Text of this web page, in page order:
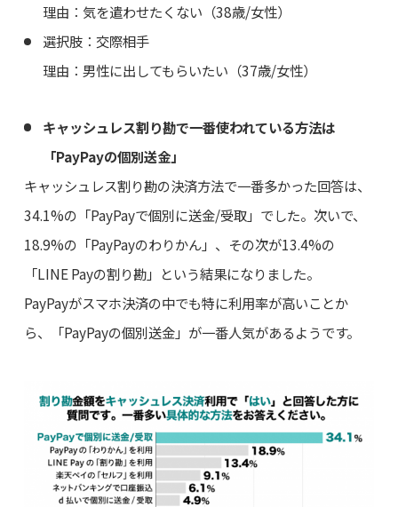
理由：気を遣わせたくない（38歳/女性）
選択肢：交際相手
理由：男性に出してもらいたい（37歳/女性）
キャッシュレス割り勘で一番使われている方法は
「PayPayの個別送金」
キャッシュレス割り勘の決済方法で一番多かった回答は、
34.1%の「PayPayで個別に送金/受取」でした。次いで、
18.9%の「PayPayのわりかん」、その次が13.4%の
「LINE Payの割り勘」という結果になりました。
PayPayがスマホ決済の中でも特に利用率が高いことか
ら、「PayPayの個別送金」が一番人気があるようです。